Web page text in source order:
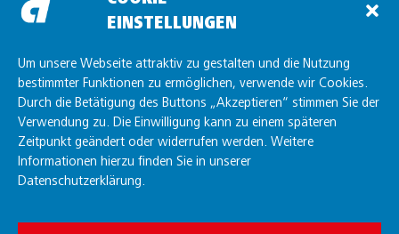
EINSTELLUNGEN
Um unsere Webseite attraktiv zu gestalten und die Nutzung
bestimmter Funktionen zu ermöglichen, verwende wir Cookies.
Durch die Betätigung des Buttons „Akzeptieren“ stimmen Sie der
Verwendung zu. Die Einwilligung kann zu einem späteren
Zeitpunkt geändert oder widerrufen werden. Weitere
Informationen hierzu finden Sie in unserer
Datenschutzerklärung.
Standort Unterelchingen